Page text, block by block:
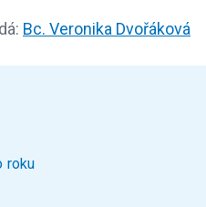
Bc. Veronika Dvořáková
roku